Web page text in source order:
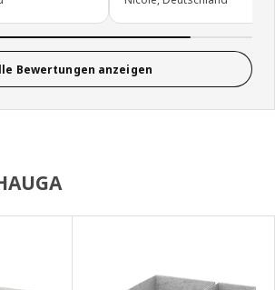
Bewertungen anzeigen